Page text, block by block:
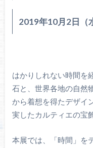
2019年10月2日（
はかりしれない時間を
石と、世界各地の自然
から着想を得たデザイ
実したカルティエの宝飾
本展では、「時間」を